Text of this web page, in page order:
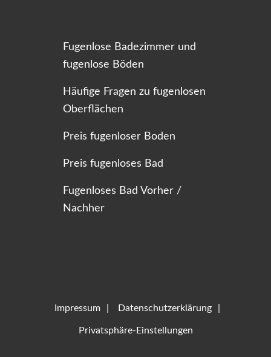
Fugenlose Badezimmer und
fugenlose Böden
Häufige Fragen zu fugenlosen
Oberflächen
Preis fugenloser Boden
Preis fugenloses Bad
Fugenloses Bad Vorher /
Nachher
Impressum Datenschutzerklärung
Privatsphäre-Einstellungen